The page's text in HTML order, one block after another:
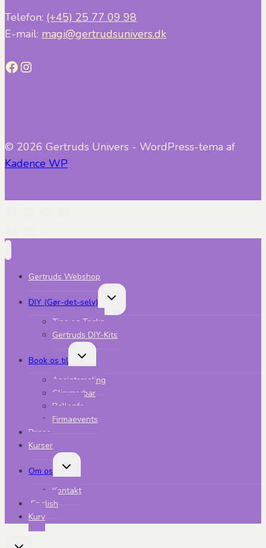
Telefon: (+45) 25 77 09 98
E-mail: magi@gertrudsunivers.dk
Facebook
Instagram
© 2026 Gertruds Univers - WordPress-tema af
Kadence WP
Gertruds Webshop
DIY (Gør-det-selv)
Skift
undermenu
Tips og Tricks
Gertruds DIY-Kits
Book os til
Skift
undermenu
Ansigtsmaling
Glimmerbar
Ballonfe
Firmaevents
Priser
Kurser
Om os
Skift
undermenu
Kontakt
English
Kurv